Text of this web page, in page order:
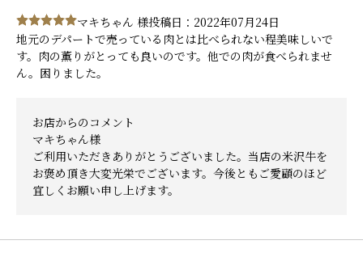
マキちゃん 様投稿日：2022年07月24日
地元のデパートで売っている肉とは比べられない程美味しいで
す。肉の薫りがとっても良いのです。他での肉が食べられませ
ん。困りました。
お店からのコメント
マキちゃん様
ご利用いただきありがとうございました。当店の米沢牛を
お褒め頂き大変光栄でございます。今後ともご愛顧のほど
宜しくお願い申し上げます。